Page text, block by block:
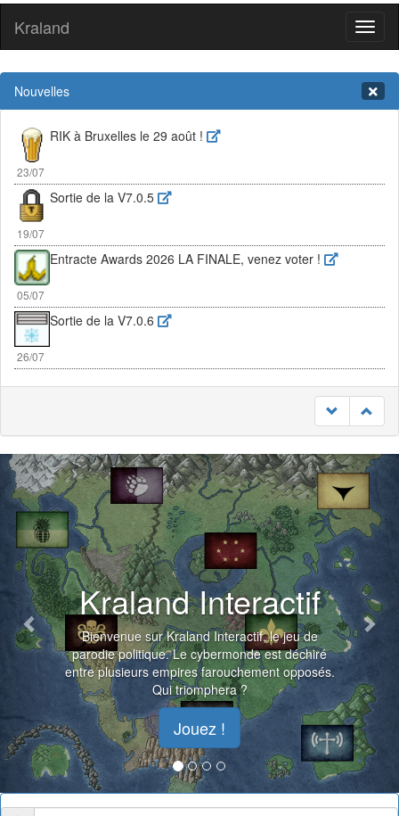
Kraland
Nouvelles
23/07
RIK à Bruxelles le 29 août !
19/07
Sortie de la V7.0.5
05/07
Entracte Awards 2026 LA FINALE, venez voter !
26/07
Sortie de la V7.0.6
Kraland Interactif
Bienvenue sur Kraland Interactif, le jeu de
parodie politique. Le cybermonde est déchiré
entre plusieurs empires farouchement opposés.
Qui triomphera ?
Jouez !
Previous